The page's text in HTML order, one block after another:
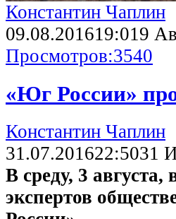
Константин Чаплин
09.08.201619:019
Просмотров:3540
«Юг России»
Константин Чаплин
31.07.201622:5031
В среду, 3
экспертов